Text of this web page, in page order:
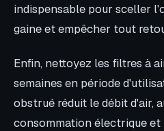
indispensable pour sceller
gaine et empêcher tout
Enfin, nettoyez les filtres à
semaines en période
obstrué réduit le débit d'air,
consommation électrique